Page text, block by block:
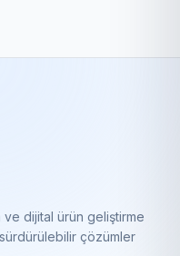
ve dijital ürün geliştirme
çözümler